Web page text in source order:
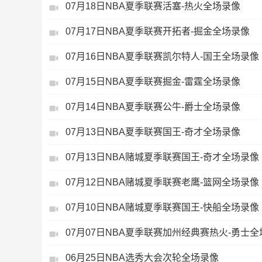
07月18日NBA夏季联赛活塞-热火全场录像
07月17日NBA夏季联赛开拓者-掘金全场录像
07月16日NBA夏季联赛凯尔特人-国王全场录像
07月15日NBA夏季联赛掘金-雷霆全场录像
07月14日NBA夏季联赛公牛-爵士全场录像
07月13日NBA夏季联赛国王-奇才全场录像
07月13日NBA赌城夏季联赛国王-奇才全场录像
07月12日NBA赌城夏季联赛老鹰-篮网全场录像
07月10日NBA赌城夏季联赛国王-快船全场录像
07月07日NBA夏季联赛加州经典赛热火-勇士全
06月25日NBA选秀大会次轮全场录像